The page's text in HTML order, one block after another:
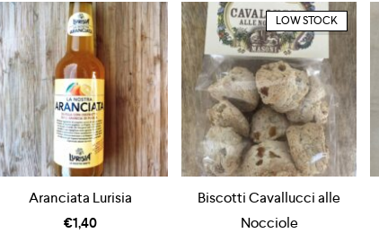
Aranciata Lurisia
€1,40
LOW STOCK
Biscotti Cavallucci alle
Nocciole